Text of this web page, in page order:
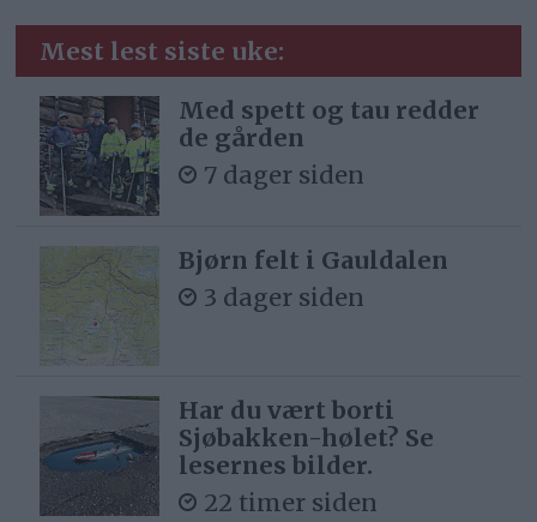
Mest lest siste uke:
Med spett og tau redder
de gården
7 dager siden
Bjørn felt i Gauldalen
3 dager siden
Har du vært borti
Sjøbakken-hølet? Se
lesernes bilder.
22 timer siden